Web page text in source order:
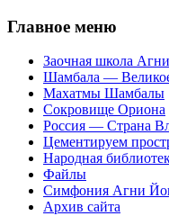
Главное меню
Заочная школа
Шамбала — Великое
Махатмы Шамбалы
Сокровище Ориона
Россия — Страна
Цементируем
Народная
Файлы
Симфония Агни
Архив сайта